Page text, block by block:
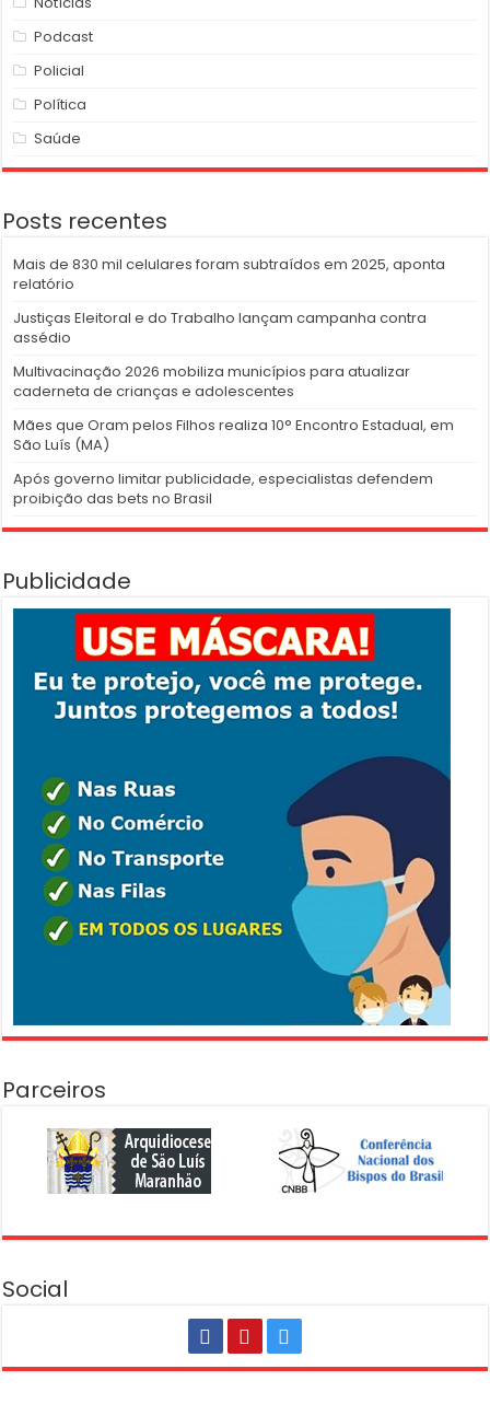
Podcast
Policial
Política
Saúde
Posts recentes
Mais de 830 mil celulares foram subtraídos em 2025, aponta
relatório
Justiças Eleitoral e do Trabalho lançam campanha contra
assédio
Multivacinação 2026 mobiliza municípios para atualizar
caderneta de crianças e adolescentes
Mães que Oram pelos Filhos realiza 10° Encontro Estadual, em
São Luís (MA)
Após governo limitar publicidade, especialistas defendem
proibição das bets no Brasil
Publicidade
Parceiros
Social